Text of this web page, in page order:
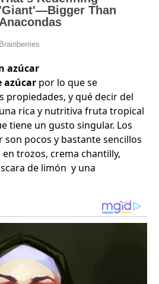
azúcar
azúcar por lo que se
propiedades, y qué decir del
rica y nutritiva fruta tropical
tiene un gusto singular. Los
pocos y bastante sencillos
trozos, crema chantilly,
de limón y una